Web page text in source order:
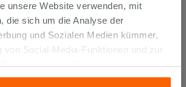
unsere Website verwenden, mit
die sich um die Analyse der
und Sozialen Medien kümmer,
von Social-Media-Funktionen und zur
Diese könnten sie mit
die Sie ihnen geliefert haben oder
WARENKORB LEGEN